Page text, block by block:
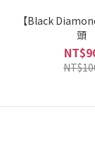
【Black
頭